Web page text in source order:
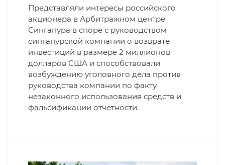
Представляли интересы российского
акционера в Арбитражном центре
Сингапура в споре с руководством
сингапурской компании о возврате
инвестиций в размере 2 миллионов
долларов США и способствовали
возбуждению уголовного дела против
руководства компании по факту
незаконного использования средств и
фальсификации отчётности.